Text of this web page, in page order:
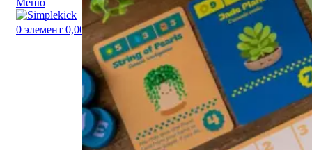
Меню
0 элемент 0,00₽